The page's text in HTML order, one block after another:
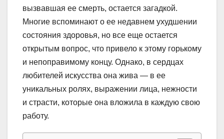
вызвавшая ее смерть, остается загадкой.
Многие вспоминают о ее недавнем ухудшении
состояния здоровья, но все еще остается
открытым вопрос, что привело к этому горькому
и непоправимому концу. Однако, в сердцах
любителей искусства она жива — в ее
уникальных ролях, выражении лица, нежности
и страсти, которые она вложила в каждую свою
работу.